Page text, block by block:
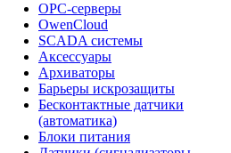
OPC-серверы
OwenCloud
SCADA системы
Аксессуары
Архиваторы
Барьеры искрозащиты
Бесконтактные датчики
(автоматика)
Блоки питания